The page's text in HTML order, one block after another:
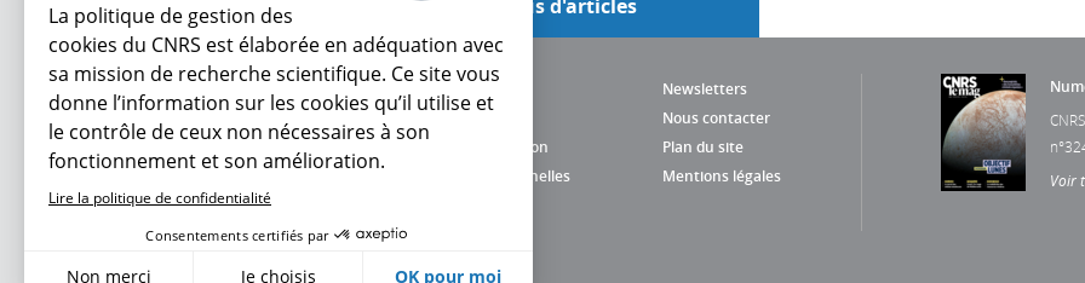
Voir plus d'articles
Newsletters
Nous contacter
Charte d'utilisation
Plan du site
Données personnelles
Mentions légales
Voir
La politique de gestion des
cookies du CNRS est élaborée en adéquation avec
sa mission de recherche scientifique. Ce site vous
donne l’information sur les cookies qu’il utilise et
le contrôle de ceux non nécessaires à son
fonctionnement et son amélioration.
Lire la politique de confidentialité
Consentements certifiés par
Non merci Je choisis OK pour moi